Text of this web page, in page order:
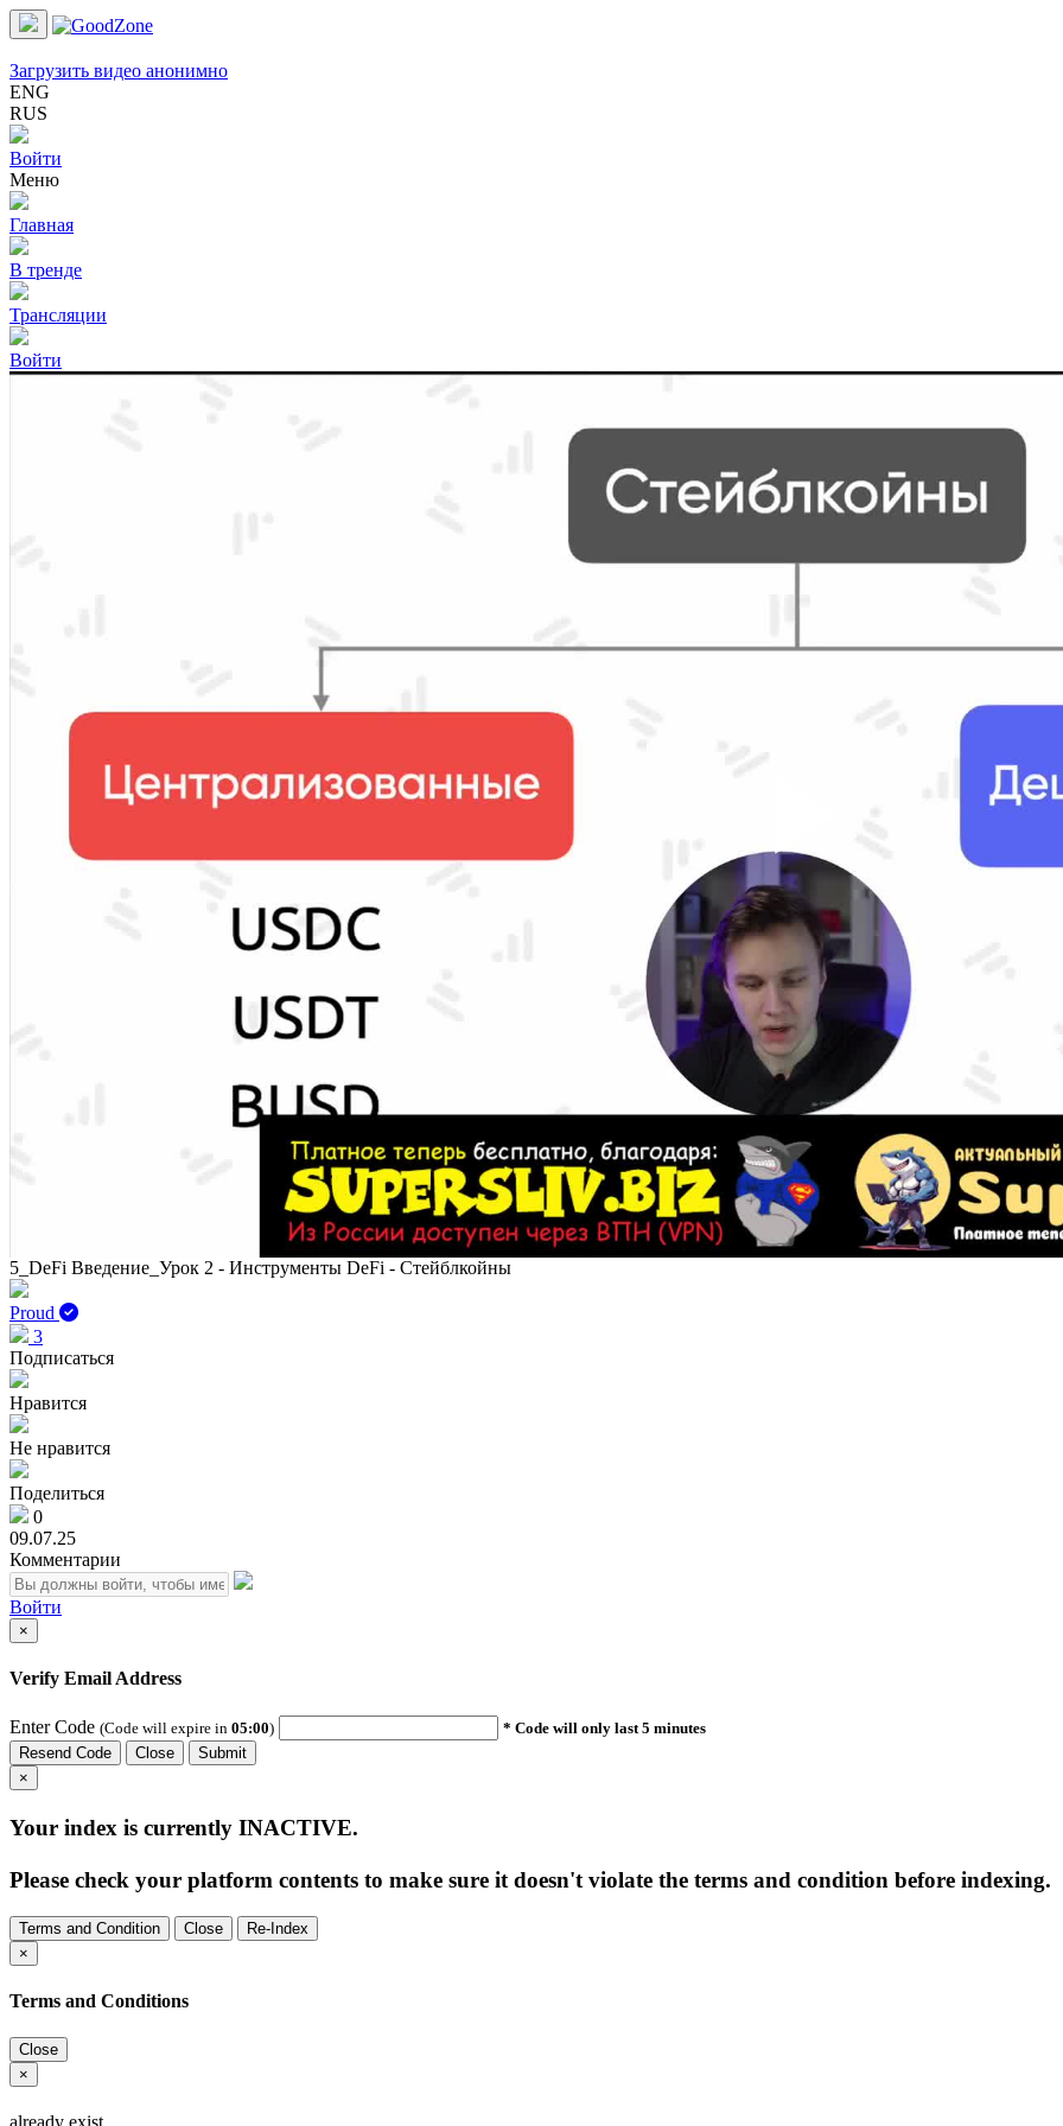
Загрузить видео анонимно
ENG
RUS
Войти
Меню
Главная
В тренде
Трансляции
Войти
Play
5_DeFi Введение_Урок 2 - Инструменты DeFi - Стейблкойны
Proud
3
Подписаться
Нравится
Не нравится
Поделиться
0
09.07.25
Комментарии
Войти
×
Verify Email Address
Enter Code (Code will expire in 05:00)
* Code will only last 5 minutes
Resend Code
Close
Submit
×
Your index is currently INACTIVE.
Please check your platform contents to make sure it doesn't violate the terms and condition before indexing.
Terms and Condition Close
Re-Index
×
Terms and Conditions
Close
×